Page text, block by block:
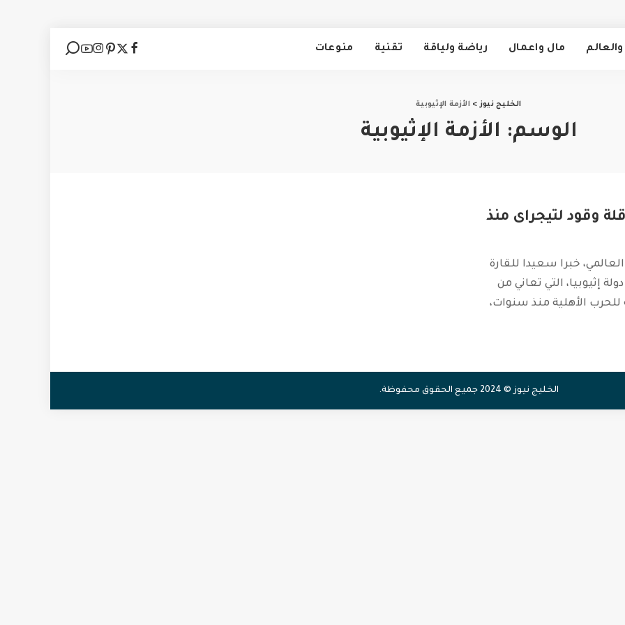
مال واعمال رياضة ولياقة تقنية منوعات
الخليج نيوز> الأزمة الإثيوبية
الوسم: الأزمة الإثيوبية
وقود لتيجراى منذ
خبرا سعيدا للقارة
إثيوبيا، التي تعاني من
للحرب الأهلية منذ سنوات،
الخليج نيوز © 2024 جميع الحقوق محفوظة.